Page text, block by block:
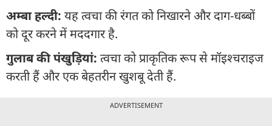
अम्बा हल्दी: यह त्वचा की रंगत को निखारने और दाग-धब्बों
को दूर करने में मददगार है.
गुलाब की पंखुड़ियां: त्वचा को प्राकृतिक रूप से मॉइश्चराइज
करती हैं और एक बेहतरीन खुशबू देती हैं.
ADVERTISEMENT